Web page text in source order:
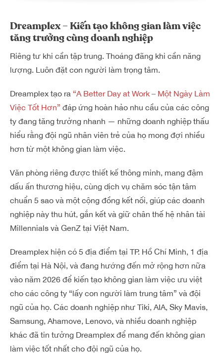
Dreamplex – Kiến tạo không gian làm việc
tăng trưởng cùng doanh nghiệp
Riêng tư khi cần tập trung. Thoáng đãng khi cần năng
lượng. Luôn đặt con người làm trọng tâm.
Dreamplex tạo ra “A Better Day at Work – Một Ngày Làm
Việc Tốt Hơn” đáp ứng hoàn hảo nhu cầu của các công
ty đang tăng trưởng nhanh — những doanh nghiệp thấu
hiểu rằng đội ngũ nhân viên trẻ của họ mong đợi nhiều
hơn từ một không gian làm việc.
Văn phòng riêng được thiết kế thông minh, mang đậm
dấu ấn thương hiệu, cùng dịch vụ chăm sóc tận tâm
chuẩn 5 sao và một cộng đồng kết nối, giúp các doanh
nghiệp này thu hút, gắn kết và giữ chân thế hệ nhân tài
Millennials và GenZ tại Việt Nam.
Dreamplex hiện có 5 địa điểm tại TP. Hồ Chí Minh, 1 địa
điểm tại Hà Nội, và đang hướng đến mở rộng hơn nữa
vào năm 2026 để kiến tạo không gian làm việc ưu việt
cho các công ty “lấy con người làm trung tâm” và đội
ngũ của họ. Các doanh nghiệp như Tiki, AIA, Sky Mavis,
Samsung, Ahamove, Lenovo, và nhiều doanh nghiệp
khác đã tin tưởng Dreamplex để mang đến không gian
làm việc tốt nhất cho đội ngũ của họ.